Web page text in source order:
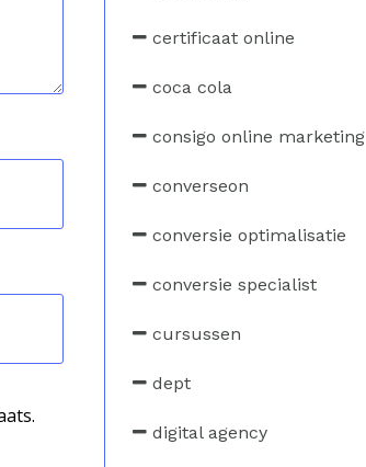
certificaat online
coca cola
consigo online marketing
converseon
conversie optimalisatie
conversie specialist
cursussen
dept
digital agency